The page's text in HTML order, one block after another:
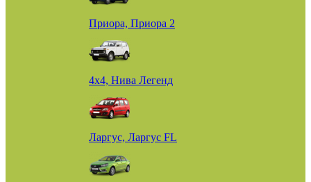
Приора, Приора 2
4х4, Нива Легенд
Ларгус, Ларгус FL